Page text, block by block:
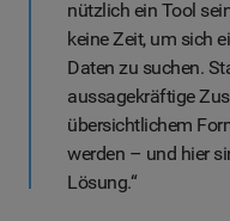
nützlich ein Tool
keine Zeit, um sich
Daten zu suchen.
aussagekräftige
übersichtlichem
werden – und hier
Lösung.“